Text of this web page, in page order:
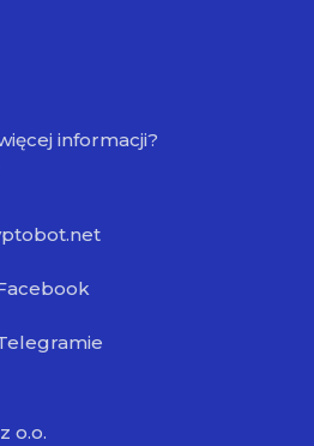
informacji?
o.o.